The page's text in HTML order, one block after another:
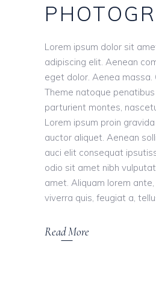
Lorem ipsum dolor sit
adipiscing elit. Aenean
eget dolor. Aenea massa.
Theme natoque
parturient montes,
Lorem ipsum proin
auctor aliquet. Aenean
auci elit consequat
odio sit amet nibh
amet. Aliquam lorem ante,
viverra quis, feugiat a,
Read More